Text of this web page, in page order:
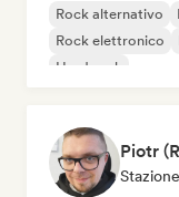
Rock alternativo
Rock elettronico
Hard rock
Piotr